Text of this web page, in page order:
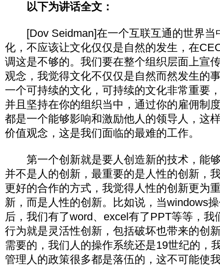
以下为讲话全文：
[Dov Seidman]在一个互联互通的世界当
化，不应该让文化仅仅是自然的发生，在
调这是不够的。我们要在整个组织层面上宣
观念，我觉得文化不仅仅是自然而然发生的
一个可持续的文化，可持续的文化非常重要
并且坚持在你的组织当中，通过你的雇佣制
都是一个能够影响和激励他人的领导人，这
价值观念，这是我们面临的最难的工作。
第一个创新就是要人创造新的技术，能
并不是人的创新，最重要的是人性的创新，
更好的合作的方式，我觉得人性的创新更为
新，而是人性的创新。比如说，当windows
后，我们有了word、excel有了PPT等等，我
行为就是灵活性创新，包括破坏也带来的创
需要的，我们人的操作系统还是19世纪的，
管理人的政策很多都是落伍的，这不可能使